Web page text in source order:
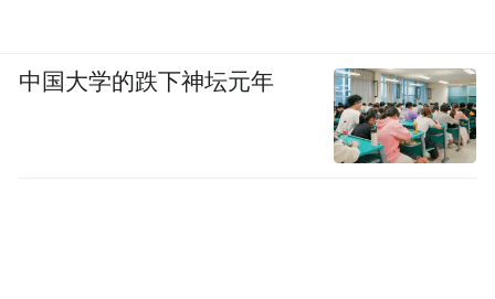
中国大学的跌下神坛元年